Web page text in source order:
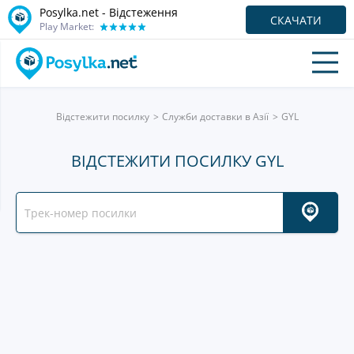
Posylka.net - Відстеження
Play Market: СКАЧАТИ
Відстежити посилку Служби доставки в Азії GYL
ВІДСТЕЖИТИ ПОСИЛКУ GYL